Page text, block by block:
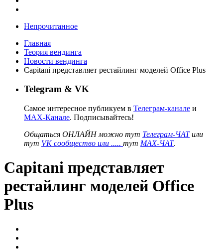
Непрочитанное
Главная
Теория вендинга
Новости вендинга
Capitani представляет рестайлинг моделей Office Plus
Telegram & VK
Самое интересное публикуем в Телеграм-канале и
MAX-Канале. Подписывайтесь!
Общаться ОНЛАЙН можно тут Телеграм-ЧАТили
тут VK сообщество или ..... тут MAX-ЧАТ.
Capitani представляет
рестайлинг моделей Office
Plus